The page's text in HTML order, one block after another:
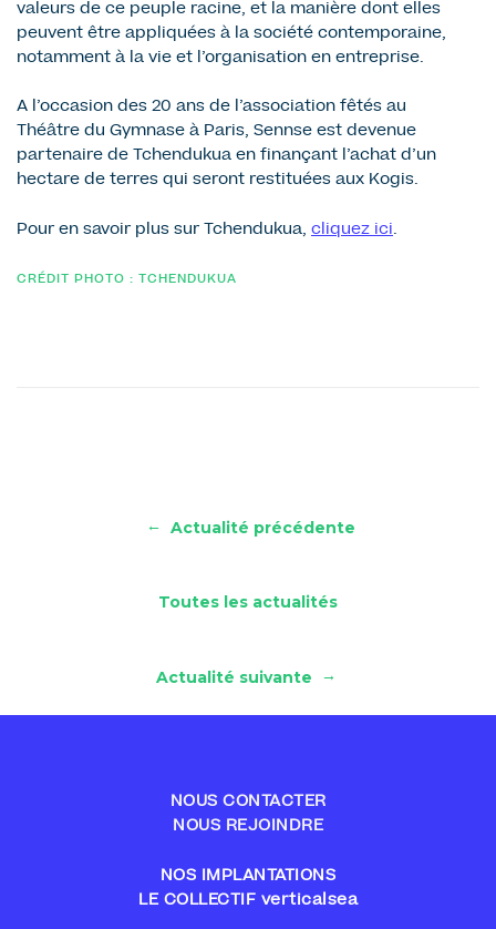
valeurs de ce peuple racine, et la manière dont elles
peuvent être appliquées à la société contemporaine,
notamment à la vie et l’organisation en entreprise.
A l’occasion des 20 ans de l’association fêtés au
Théâtre du Gymnase à Paris, Sennse est devenue
partenaire de Tchendukua en finançant l’achat d’un
hectare de terres qui seront restituées aux Kogis.
Pour en savoir plus sur Tchendukua, cliquez ici.
CRÉDIT PHOTO : TCHENDUKUA
← Actualité précédente
Toutes les actualités
Actualité suivante →
NOUS CONTACTER
NOUS REJOINDRE
NOS IMPLANTATIONS
LE COLLECTIF verticalsea